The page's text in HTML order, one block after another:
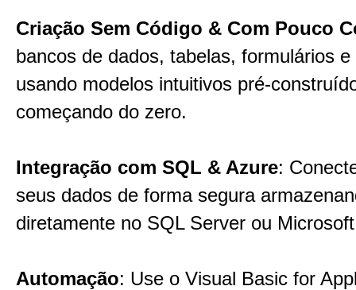
Criação Sem Código & Com Pouco
bancos de dados, tabelas, formulários
usando modelos intuitivos pré-
começando do zero.
Integração com SQL & Azure:
seus dados de forma segura
diretamente no SQL Server ou
Automação: Use o Visual Basic for